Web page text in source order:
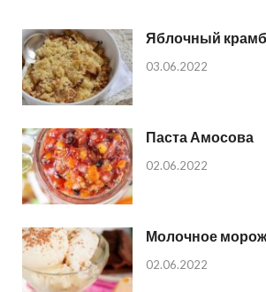
Яблочный
03.06.2022
Паста Амосова
02.06.2022
Молочное
02.06.2022